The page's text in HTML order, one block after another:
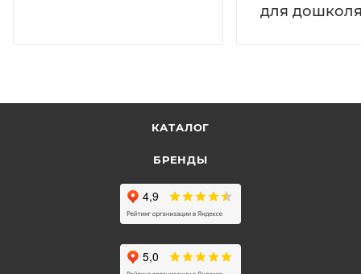
для
КАТАЛОГ
БРЕНДЫ